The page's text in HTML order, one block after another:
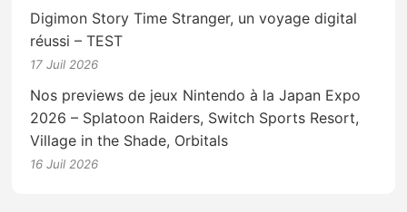
Digimon Story Time Stranger, un voyage digital
réussi – TEST
17 Juil 2026
Nos previews de jeux Nintendo à la Japan Expo
2026 – Splatoon Raiders, Switch Sports Resort,
Village in the Shade, Orbitals
16 Juil 2026